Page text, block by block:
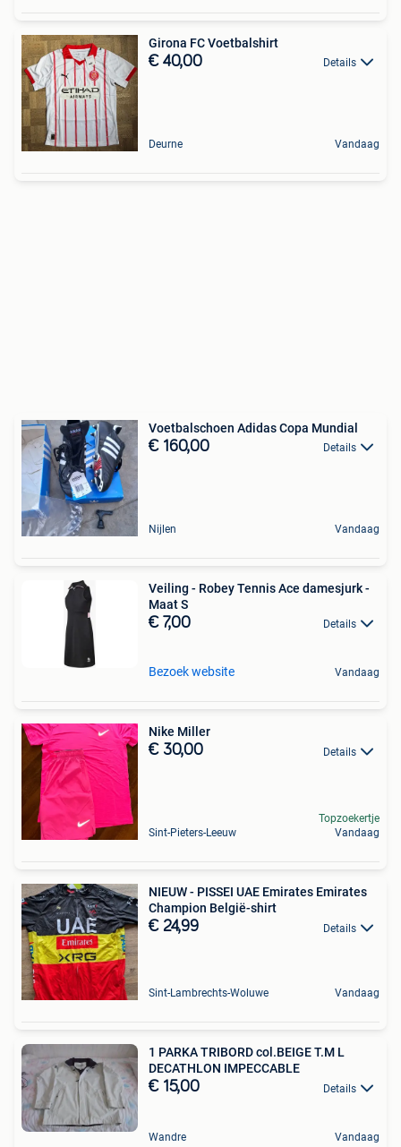
Girona FC Voetbalshirt
€ 40,00 Details
Deurne Vandaag
Voetbalschoen Adidas Copa Mundial
€ 160,00 Details
Nijlen Vandaag
Veiling - Robey Tennis Ace damesjurk -
Maat S
€ 7,00 Details
Bezoek website Vandaag
Nike Miller
€ 30,00 Details
Sint-Pieters-Leeuw
Topzoekertje
Vandaag
NIEUW - PISSEI UAE Emirates Emirates
Champion België-shirt
€ 24,99 Details
Sint-Lambrechts-Woluwe Vandaag
1 PARKA TRIBORD col.BEIGE T.M L
DECATHLON IMPECCABLE
€ 15,00 Details
Wandre Vandaag